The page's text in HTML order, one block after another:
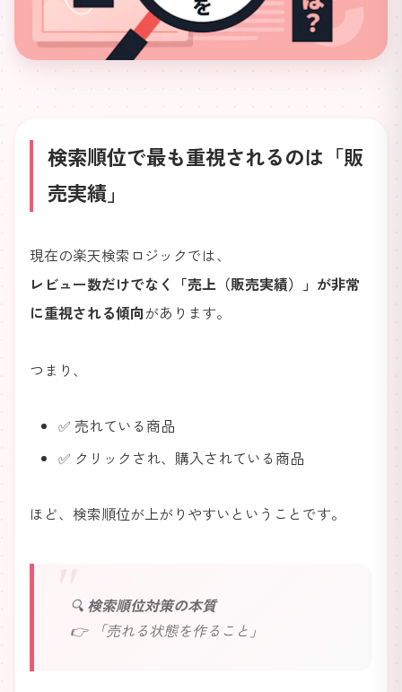
検索順位で最も重視されるのは「販
売実績」
現在の楽天検索ロジックでは、
レビュー数だけでなく「売上（販売実績）」が非常
に重視される傾向があります。
つまり、
✅ 売れている商品
✅ クリックされ、購入されている商品
ほど、検索順位が上がりやすいということです。
🔍 検索順位対策の本質
👉 「売れる状態を作ること」